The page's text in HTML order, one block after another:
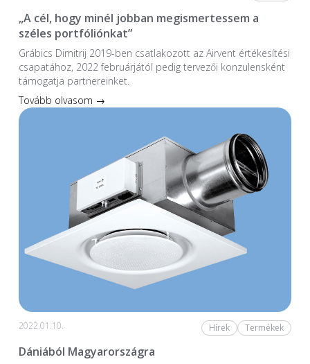
„A cél, hogy minél jobban megismertessem a
széles portfóliónkat”
Grábics Dimitrij 2019-ben csatlakozott az Airvent értékesítési
csapatához, 2022 februárjától pedig tervezői konzulensként
támogatja partnereinket.
Tovább olvasom →
2022.01.10. Hírek Termékek
Dániából Magyarországra